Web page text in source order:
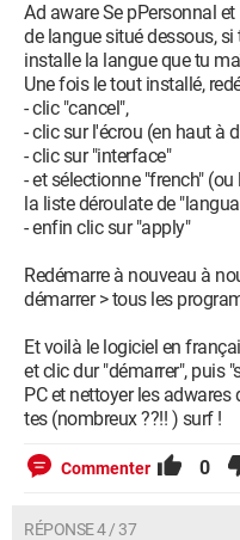
Ad aware Se pPersonnal
de langue situé dessous,
installe la langue que tu
Une fois le tout installé,
- clic "cancel",
- clic sur l'écrou (en haut à
- clic sur "interface"
- et sélectionne "french"
la liste déroulate de
- enfin clic sur "apply"
Redémarre à nouveau à
démarrer > tous les
Et voilà le logiciel en
et clic dur "démarrer", puis
PC et nettoyer les
tes (nombreux ??!! ) surf !
Commenter 0
RÉPONSE 4 / 37